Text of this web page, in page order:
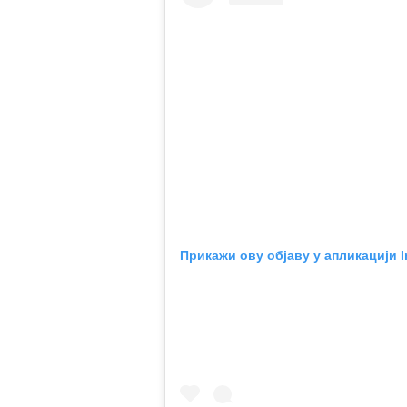
Прикажи ову објаву у апликацији